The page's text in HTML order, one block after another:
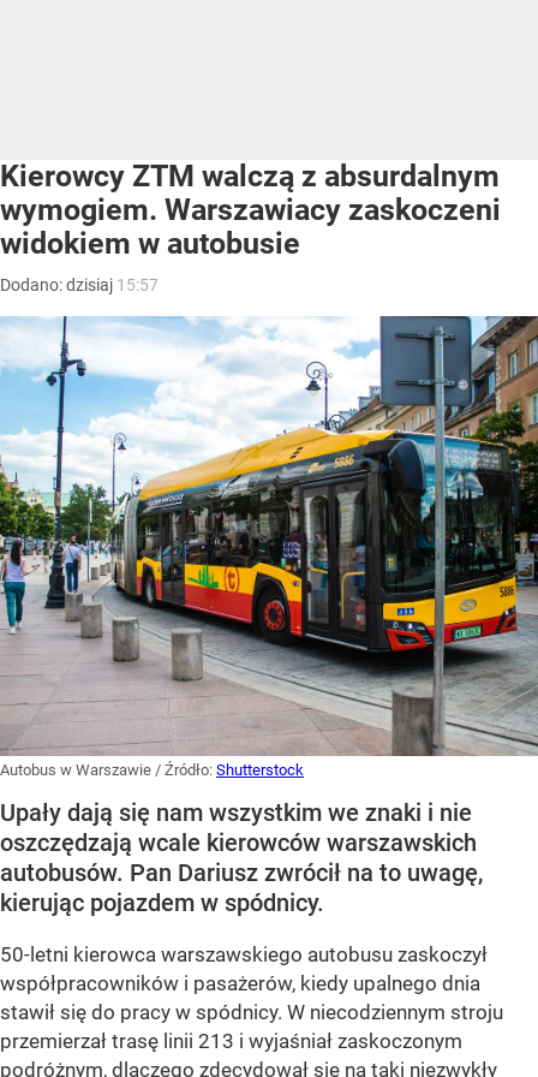
Kierowcy ZTM walczą z absurdalnym
wymogiem. Warszawiacy zaskoczeni
widokiem w autobusie
Dodano:dzisiaj 15:57
Autobus w Warszawie / Źródło: Shutterstock
Upały dają się nam wszystkim we znaki i nie
oszczędzają wcale kierowców warszawskich
autobusów. Pan Dariusz zwrócił na to uwagę,
kierując pojazdem w spódnicy.
50-letni kierowca warszawskiego autobusu zaskoczył
współpracowników i pasażerów, kiedy upalnego dnia
stawił się do pracy w spódnicy. W niecodziennym stroju
przemierzał trasę linii 213 i wyjaśniał zaskoczonym
podróżnym, dlaczego zdecydował się na taki niezwykły